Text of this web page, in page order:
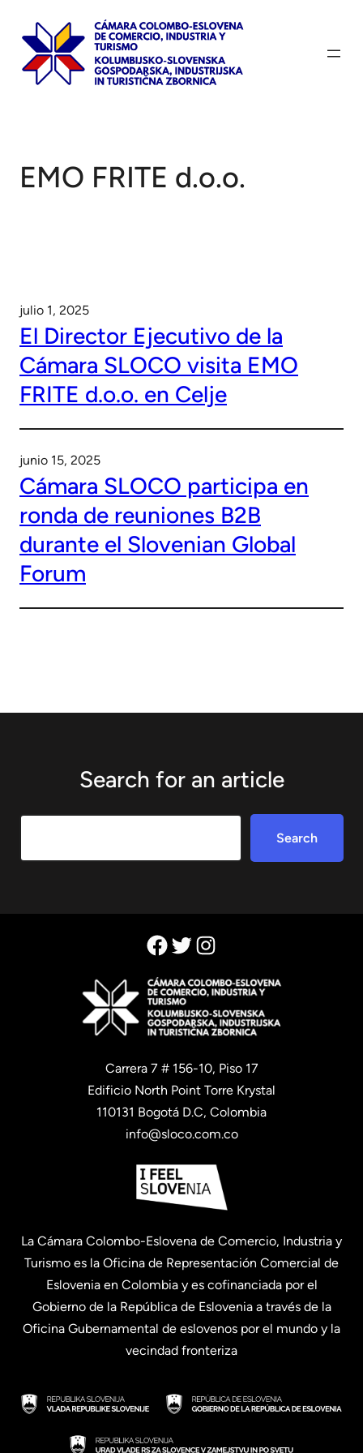
contenido
EMO FRITE d.o.o.
julio 1, 2025
El Director Ejecutivo de la
Cámara SLOCO visita EMO
FRITE d.o.o. en Celje
junio 15, 2025
Cámara SLOCO participa en
ronda de reuniones B2B
durante el Slovenian Global
Forum
Search for an article
Search
Facebook
TwitterInstagram
Carrera 7 # 156-10, Piso 17
Edificio North Point Torre Krystal
110131 Bogotá D.C, Colombia
info@sloco.com.co
La Cámara Colombo-Eslovena de Comercio, Industria y
Turismo es la Oficina de Representación Comercial de
Eslovenia en Colombia y es cofinanciada por el
Gobierno de la República de Eslovenia a través de la
Oficina Gubernamental de eslovenos por el mundo y la
vecindad fronteriza